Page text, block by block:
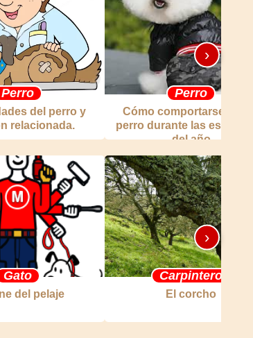
Perro
del perro y
relacionada.
Perro
Cómo comportarse con
perro durante las
del año
›
Gato
del pelaje
Carpintero
El corcho
›